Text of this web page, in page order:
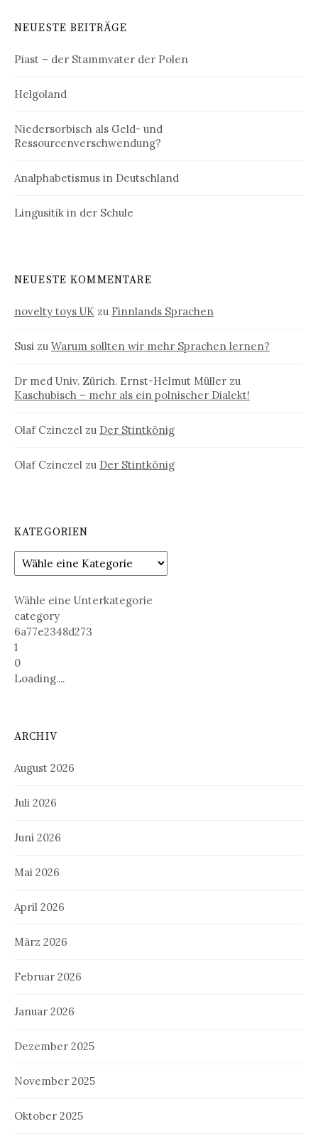
NEUESTE BEITRÄGE
Piast – der Stammvater der Polen
Helgoland
Niedersorbisch als Geld- und
Ressourcenverschwendung?
Analphabetismus in Deutschland
Lingusitik in der Schule
NEUESTE KOMMENTARE
novelty toys UK zu Finnlands Sprachen
Susi zu Warum sollten wir mehr Sprachen lernen?
Dr med Univ. Zürich. Ernst-Helmut Müller zu
Kaschubisch – mehr als ein polnischer Dialekt!
Olaf Czinczel zu Der Stintkönig
Olaf Czinczel zu Der Stintkönig
KATEGORIEN
Wähle eine Unterkategorie
category
6a77e2348d273
1
0
Loading....
ARCHIV
August 2026
Juli 2026
Juni 2026
Mai 2026
April 2026
März 2026
Februar 2026
Januar 2026
Dezember 2025
November 2025
Oktober 2025